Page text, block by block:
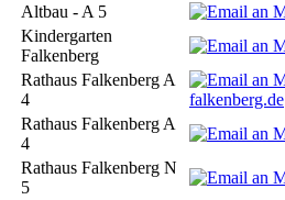
Altbau - A 5
Kindergarten
Falkenberg
Rathaus Falkenberg A
4
falkenberg.de
Rathaus Falkenberg A
4
Rathaus Falkenberg N
5